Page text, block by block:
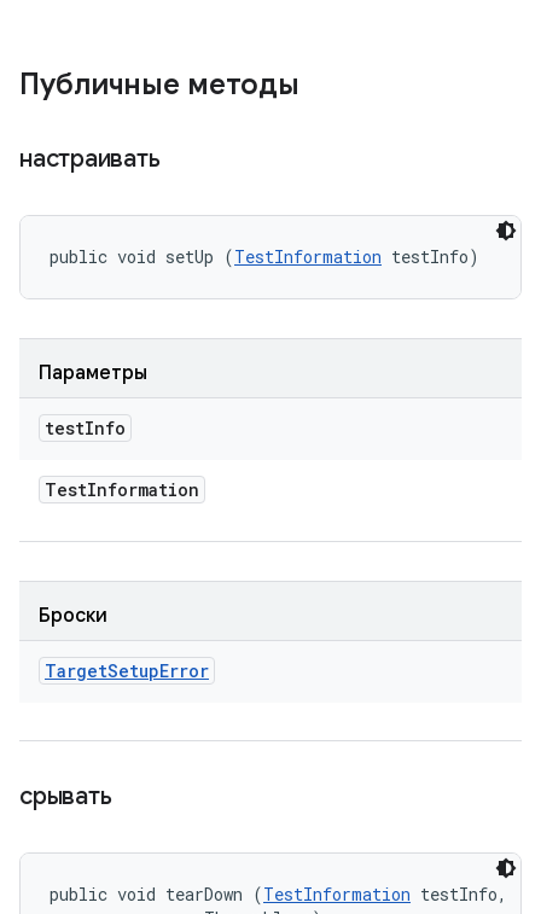
Публичные методы
настраивать
public void setUp (TestInformation testInfo)
Параметры
testInfo
TestInformation
Броски
TargetSetupError
срывать
public void tearDown (TestInformation testInfo,